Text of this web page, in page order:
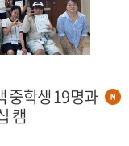
중학생 19명과
캠